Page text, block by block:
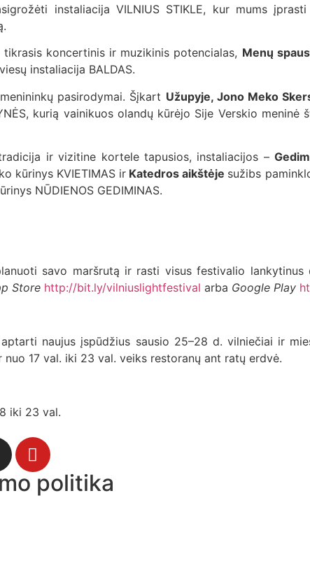
instaliacija VILNIUS STIKLE, kur mums
koncertinis ir muzikinis potencialas, Menų
instaliacija BALDAS.
pasirodymai. Šįkart Užupyje, Jono Meko
kurią vainikuos olandų kūrėjo Sije Verskio meninė
ir vizitine kortele tapusios, instaliacijos –
kūrinys KVIETIMAS ir Katedros aikštėje sužibs
NŪDIENOS GEDIMINAS.
savo maršrutą ir rasti visus festivalio lankytinus
Store http://bit.ly/vilniuslightfestival arba Google Play
naujus įspūdžius sausio 25–28 d. vilniečiai ir
17 val. iki 23 val. veiks restoranų ant ratų erdvė.
iki 23 val.
politika